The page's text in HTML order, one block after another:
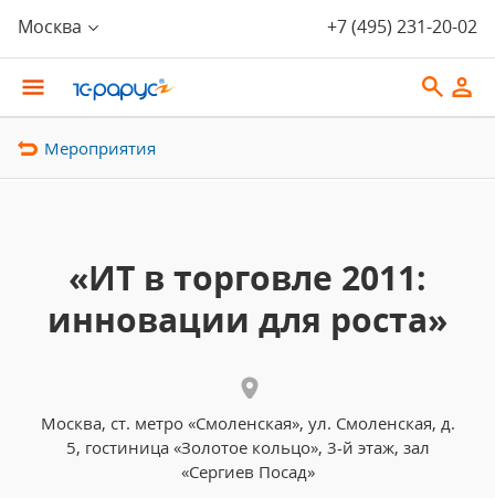
Москва +7 (495) 231-20-02
Мероприятия
«ИТ в торговле 2011:
инновации для роста»
Москва, ст. метро «Смоленская», ул. Смоленская, д.
5, гостиница «Золотое кольцо», 3-й этаж, зал
«Сергиев Посад»